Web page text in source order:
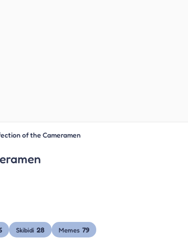
of the Cameramen
Skibidi 28 Memes 79